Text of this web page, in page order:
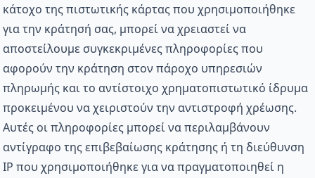
κάτοχο της πιστωτικής κάρτας που χρησιμοποιήθηκε
για την κράτησή σας, μπορεί να χρειαστεί να
αποστείλουμε συγκεκριμένες πληροφορίες που
αφορούν την κράτηση στον πάροχο υπηρεσιών
πληρωμής και το αντίστοιχο χρηματοπιστωτικό ίδρυμα
προκειμένου να χειριστούν την αντιστροφή χρέωσης.
Αυτές οι πληροφορίες μπορεί να περιλαμβάνουν
αντίγραφο της επιβεβαίωσης κράτησης ή τη διεύθυνση
IP που χρησιμοποιήθηκε για να πραγματοποιηθεί η